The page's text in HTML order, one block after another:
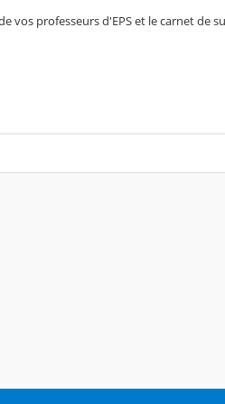
vos professeurs d'EPS et le carnet de